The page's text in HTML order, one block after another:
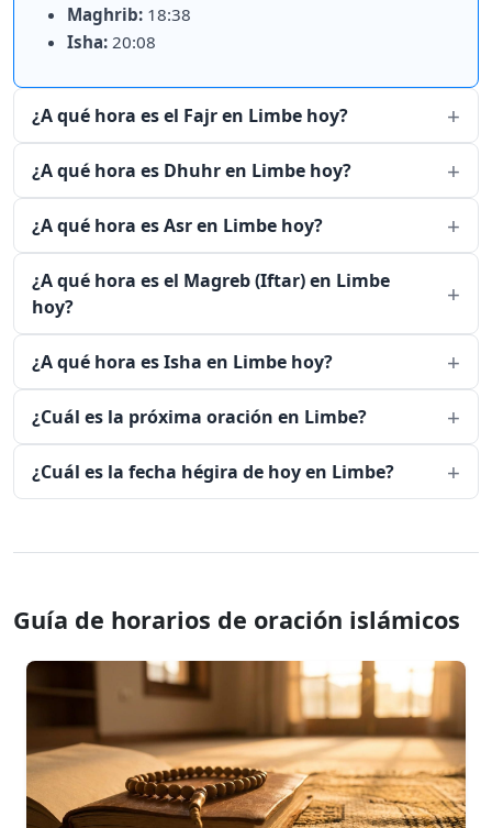
Maghrib: 18:38
Isha: 20:08
¿A qué hora es el Fajr en Limbe hoy?
¿A qué hora es Dhuhr en Limbe hoy?
¿A qué hora es Asr en Limbe hoy?
¿A qué hora es el Magreb (Iftar) en Limbe
hoy?
¿A qué hora es Isha en Limbe hoy?
¿Cuál es la próxima oración en Limbe?
¿Cuál es la fecha hégira de hoy en Limbe?
Guía de horarios de oración islámicos